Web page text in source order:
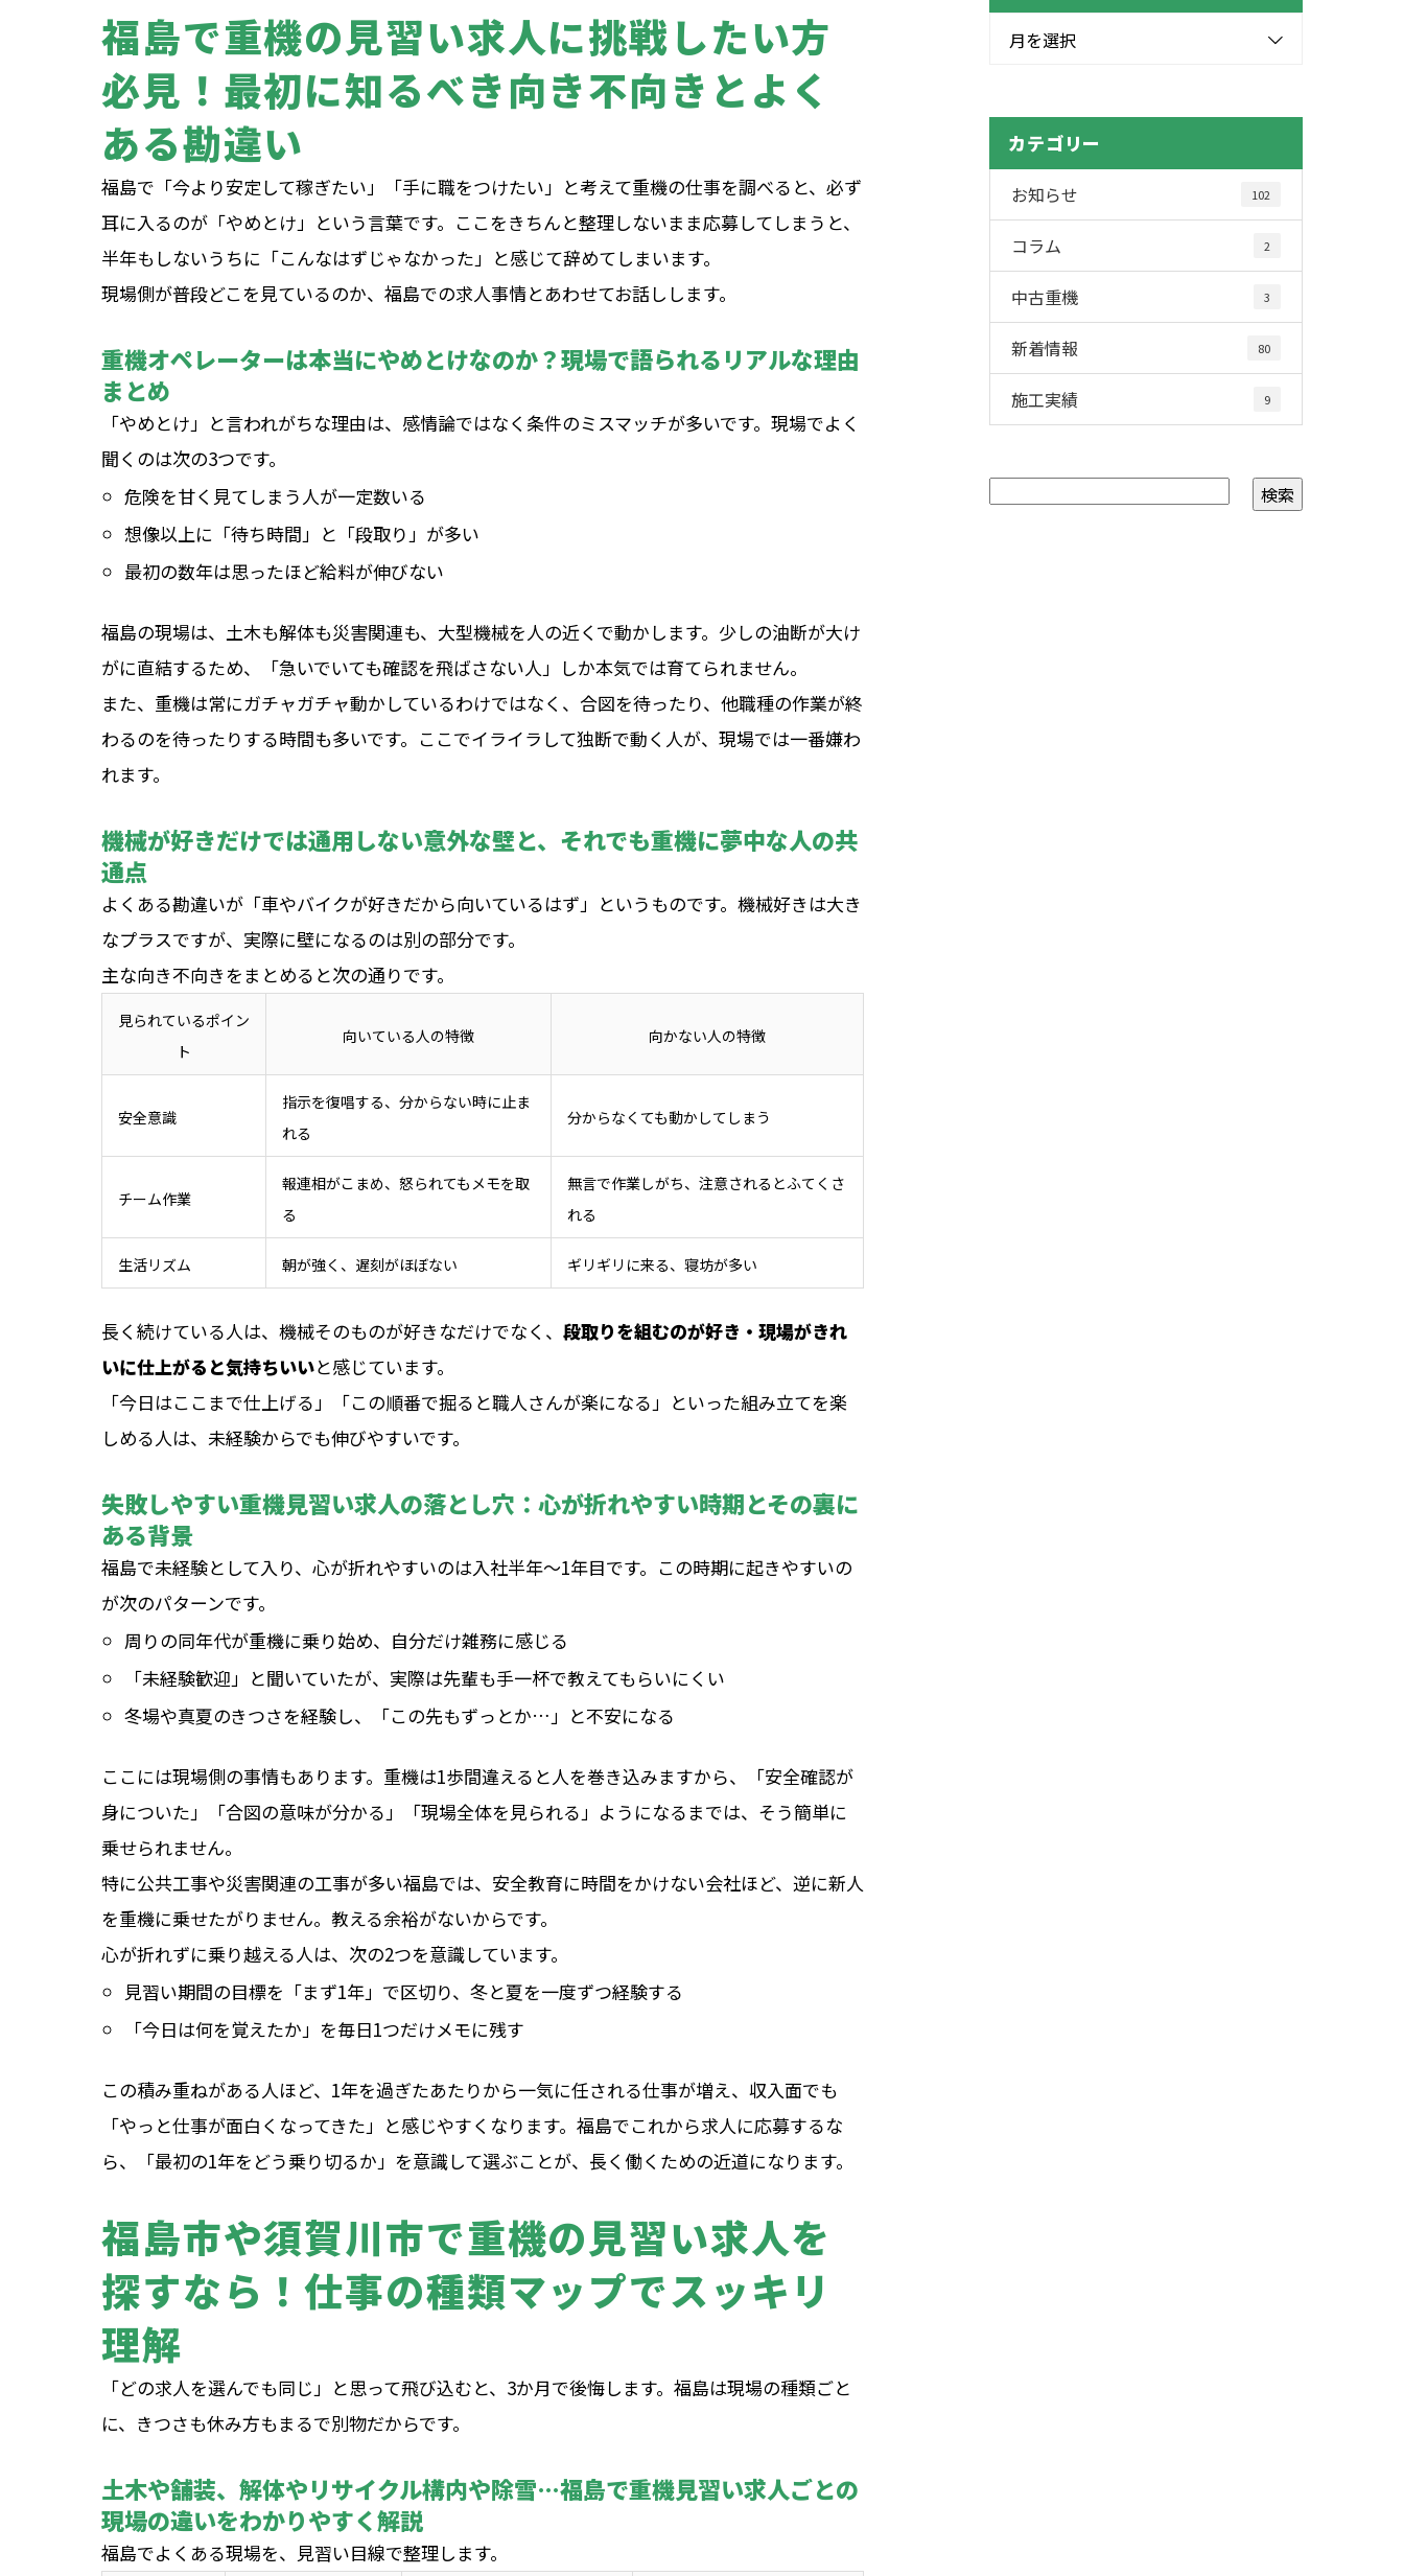
福島で重機の見習い求人に挑戦したい方
必見！最初に知るべき向き不向きとよく
ある勘違い
福島で「今より安定して稼ぎたい」「手に職をつけたい」と考えて重機の仕事を調べると、必ず
耳に入るのが「やめとけ」という言葉です。ここをきちんと整理しないまま応募してしまうと、
半年もしないうちに「こんなはずじゃなかった」と感じて辞めてしまいます。
現場側が普段どこを見ているのか、福島での求人事情とあわせてお話しします。
重機オペレーターは本当にやめとけなのか？現場で語られるリアルな理由
まとめ
「やめとけ」と言われがちな理由は、感情論ではなく条件のミスマッチが多いです。現場でよく
聞くのは次の3つです。
危険を甘く見てしまう人が一定数いる
想像以上に「待ち時間」と「段取り」が多い
最初の数年は思ったほど給料が伸びない
福島の現場は、土木も解体も災害関連も、大型機械を人の近くで動かします。少しの油断が大け
がに直結するため、「急いでいても確認を飛ばさない人」しか本気では育てられません。
また、重機は常にガチャガチャ動かしているわけではなく、合図を待ったり、他職種の作業が終
わるのを待ったりする時間も多いです。ここでイライラして独断で動く人が、現場では一番嫌わ
れます。
機械が好きだけでは通用しない意外な壁と、それでも重機に夢中な人の共
通点
よくある勘違いが「車やバイクが好きだから向いているはず」というものです。機械好きは大き
なプラスですが、実際に壁になるのは別の部分です。
主な向き不向きをまとめると次の通りです。
見られているポイン
ト
向いている人の特徴 向かない人の特徴
安全意識
指示を復唱する、分からない時に止ま
れる
分からなくても動かしてしまう
チーム作業
報連相がこまめ、怒られてもメモを取
る
無言で作業しがち、注意されるとふてくさ
れる
生活リズム 朝が強く、遅刻がほぼない ギリギリに来る、寝坊が多い
長く続けている人は、機械そのものが好きなだけでなく、 段取りを組むのが好き・現場がきれ
いに仕上がると気持ちいいと感じています。
「今日はここまで仕上げる」「この順番で掘ると職人さんが楽になる」といった組み立てを楽
しめる人は、未経験からでも伸びやすいです。
失敗しやすい重機見習い求人の落とし穴：心が折れやすい時期とその裏に
ある背景
福島で未経験として入り、心が折れやすいのは入社半年〜1年目です。この時期に起きやすいの
が次のパターンです。
周りの同年代が重機に乗り始め、自分だけ雑務に感じる
「未経験歓迎」と聞いていたが、実際は先輩も手一杯で教えてもらいにくい
冬場や真夏のきつさを経験し、「この先もずっとか…」と不安になる
ここには現場側の事情もあります。重機は1歩間違えると人を巻き込みますから、「安全確認が
身についた」「合図の意味が分かる」「現場全体を見られる」ようになるまでは、そう簡単に
乗せられません。
特に公共工事や災害関連の工事が多い福島では、安全教育に時間をかけない会社ほど、逆に新人
を重機に乗せたがりません。教える余裕がないからです。
心が折れずに乗り越える人は、次の2つを意識しています。
見習い期間の目標を「まず1年」で区切り、冬と夏を一度ずつ経験する
「今日は何を覚えたか」を毎日1つだけメモに残す
この積み重ねがある人ほど、1年を過ぎたあたりから一気に任される仕事が増え、収入面でも
「やっと仕事が面白くなってきた」と感じやすくなります。福島でこれから求人に応募するな
ら、「最初の1年をどう乗り切るか」を意識して選ぶことが、長く働くための近道になります。
福島市や須賀川市で重機の見習い求人を
探すなら！仕事の種類マップでスッキリ
理解
「どの求人を選んでも同じ」と思って飛び込むと、3か月で後悔します。福島は現場の種類ごと
に、きつさも休み方もまるで別物だからです。
土木や舗装、解体やリサイクル構内や除雪…福島で重機見習い求人ごとの
現場の違いをわかりやすく解説
福島でよくある現場を、見習い目線で整理します。
月を選択
カテゴリー
お知らせ 102
コラム 2
中古重機 3
新着情報 80
施工実績 9